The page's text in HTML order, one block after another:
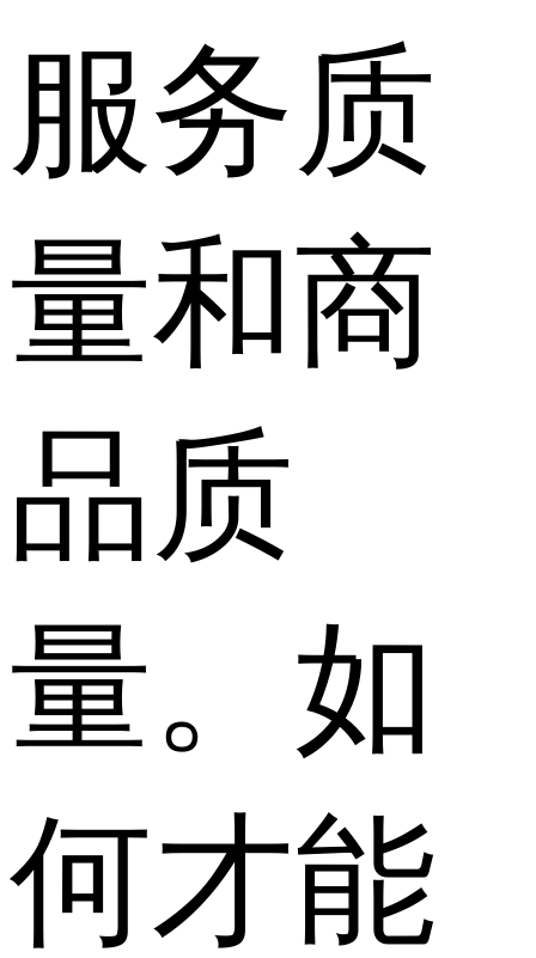
服务质
量和商
品质
量。如
何才能